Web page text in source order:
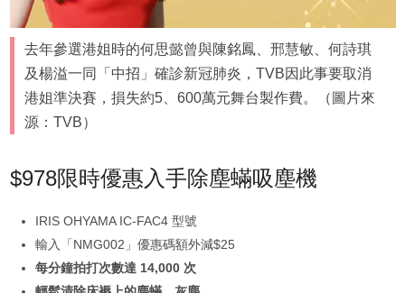
去年參選港姐時的何思懿曾與陳銘鳳、邢慧敏、何詩琪
及楊溢一同「中招」確診新冠肺炎，TVB因此事要取消
港姐準決賽，損失約5、600萬元舞台製作費。（圖片來
源：TVB）
$978限時優惠入手除塵蟎吸塵機
IRIS OHYAMA IC-FAC4 型號
輸入「NMG002」優惠碼額外減$25
每分鐘拍打次數達 14,000 次